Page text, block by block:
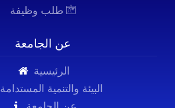
عن الجامعة
الرئيسية
البيئة والتنمية المستدامة